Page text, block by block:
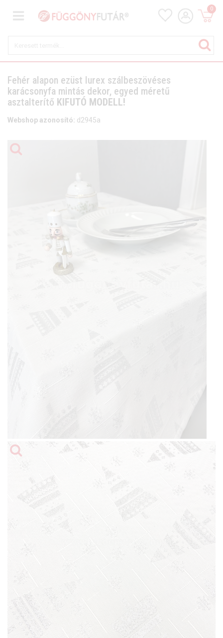
0
Fehér alapon ezüst lurex szálbeszövéses
karácsonyfa mintás dekor, egyed méretű
asztalterítő KIFUTÓ MODELL!
Webshop azonosító: d2945a